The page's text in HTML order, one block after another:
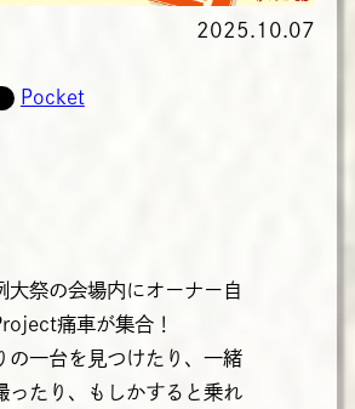
2025.10.07
Pocket
大祭の会場内にオーナー自
痛車が集合！
の一台を見つけたり、一緒
ったり、もしかすると乗れ